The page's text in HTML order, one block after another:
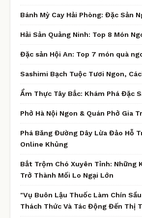
Bánh Mỳ Cay Hải Phòng: Đặc Sản
Hải Sản Quảng Ninh: Top 8 Món
Đặc sản Hội An: Top 7 món quà
Sashimi Bạch Tuộc Tươi Ngon,
Ẩm Thực Tây Bắc: Khám Phá Đặc
Phở Hà Nội Ngon & Quán Phở Gia
Phá Băng Đường Dây Lừa Đảo Hỗ
Online Khủng
Bắt Trộm Chó Xuyên Tỉnh: Những
Trở Thành Mối Lo Ngại Lớn
"Vụ Buôn Lậu Thuốc Làm Chín
Thách Thức Và Tác Động Đến Thị